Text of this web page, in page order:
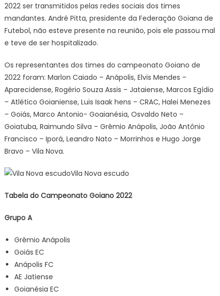
2022 ser transmitidos pelas redes sociais dos times
mandantes. André Pitta, presidente da Federação Goiana de
Futebol, não esteve presente na reunião, pois ele passou mal
e teve de ser hospitalizado.
Os representantes dos times do campeonato Goiano de
2022 foram: Marlon Caiado – Anápolis, Elvis Mendes –
Aparecidense, Rogério Souza Assis – Jataiense, Marcos Egídio
– Atlético Goianiense, Luis Isaak hens – CRAC, Halei Menezes
– Goiás, Marco Antonio- Goaianésia, Osvaldo Neto –
Goiatuba, Raimundo Silva – Grêmio Anápolis, João Antônio
Francisco – Iporá, Leandro Nato – Morrinhos e Hugo Jorge
Bravo – Vila Nova.
Vila Nova escudo
Tabela do Campeonato Goiano 2022
Grupo A
Grêmio Anápolis
Goiás EC
Anápolis FC
AE Jatiense
Goianésia EC